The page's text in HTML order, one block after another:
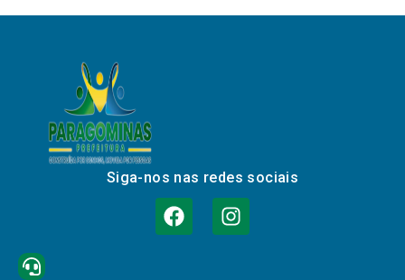
Siga-nos nas redes sociais